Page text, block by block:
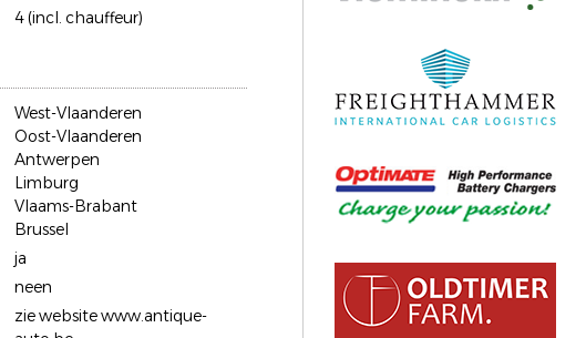
4 (incl. chauffeur)
West-Vlaanderen
Oost-Vlaanderen
Antwerpen
Limburg
Vlaams-Brabant
Brussel
ja
neen
zie website www.antique-